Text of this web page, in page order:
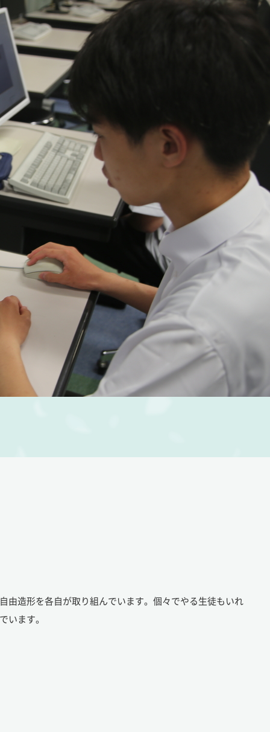
由造形を各自が取り組んでいます。個々でやる生徒もいれ
います。